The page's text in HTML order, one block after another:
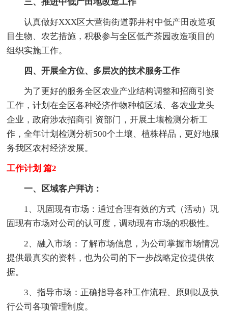
认真做好XXX区大营街街道郭井村中低产田改造项
目生物、农艺措施，积极参与全区低产茶园改造项目的
组织实施工作。
四、开展全方位、多层次的技术服务工作
为了更好的服务全区农业产业结构调整和招商引资
工作，计划在全区各种经济作物种植区域、各农业龙头
企业，政府涉农招商引 资部门，开展土壤检测分析工
作，全年计划检测分析500个土壤、植株样品，更好地服
务我区农村经济发展。
工作计划 篇2
一、区域客户拜访：
1、巩固现有市场：通过合理有效的方式（活动）巩
固现有市场对公司的认可度，调动现有市场的积极性。
2、融入市场：了解市场信息，为公司掌握市场情况
提供最真实的资料，也为公司的下一步战略定位提供依
据。
3、指导市场：正确指导各种工作流程、原则以及执
行公司各项管理制度。